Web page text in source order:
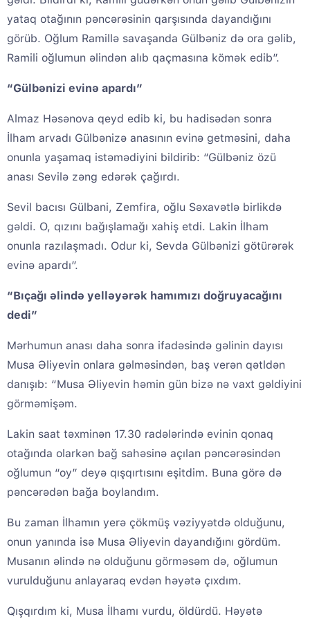
yataq otağının pəncərəsinin qarşısında dayandığını
görüb. Oğlum Ramillə savaşanda Gülbəniz də ora gəlib,
Ramili oğlumun əlindən alıb qaçmasına kömək edib”.
“Gülbənizi evinə apardı”
Almaz Həsənova qeyd edib ki, bu hadisədən sonra
İlham arvadı Gülbənizə anasının evinə getməsini, daha
onunla yaşamaq istəmədiyini bildirib: “Gülbəniz özü
anası Sevilə zəng edərək çağırdı.
Sevil bacısı Gülbani, Zemfira, oğlu Səxavətlə birlikdə
gəldi. O, qızını bağışlamağı xahiş etdi. Lakin İlham
onunla razılaşmadı. Odur ki, Sevda Gülbənizi götürərək
evinə apardı”.
“Bıçağı əlində yelləyərək hamımızı doğruyacağını
dedi”
Mərhumun anası daha sonra ifadəsində gəlinin dayısı
Musa Əliyevin onlara gəlməsindən, baş verən qətldən
danışıb: “Musa Əliyevin həmin gün bizə nə vaxt gəldiyini
görməmişəm.
Lakin saat təxminən 17.30 radələrində evinin qonaq
otağında olarkən bağ sahəsinə açılan pəncərəsindən
oğlumun “oy” deyə qışqırtısını eşitdim. Buna görə də
pəncərədən bağa boylandım.
Bu zaman İlhamın yerə çökmüş vəziyyətdə olduğunu,
onun yanında isə Musa Əliyevin dayandığını gördüm.
Musanın əlində nə olduğunu görməsəm də, oğlumun
vurulduğunu anlayaraq evdən həyətə çıxdım.
Qışqırdım ki, Musa İlhamı vurdu, öldürdü. Həyətə